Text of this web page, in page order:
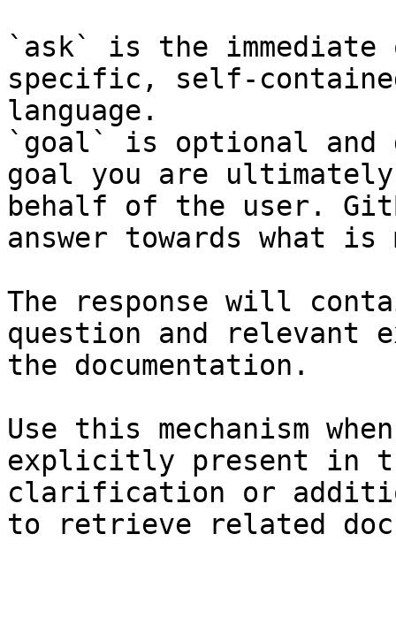
`ask` is the
specific, self-
language.
`goal` is optional and
goal you are
behalf of the user.
answer towards what
The response will
question and relevant
the documentation.
Use this mechanism
explicitly present in
clarification or